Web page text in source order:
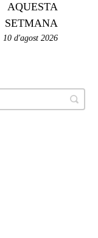
AQUESTA
SETMANA
10 d'agost 2026